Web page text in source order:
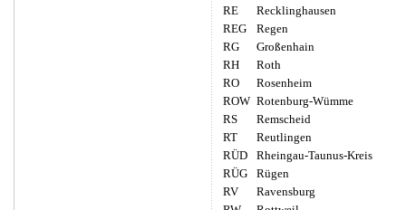
RE
Recklinghausen
REG
Regen
RG
Großenhain
RH
Roth
RO
Rosenheim
ROW Rotenburg-Wümme
RS
Remscheid
RT
Reutlingen
RÜD
Rheingau-Taunus-Kreis
RÜG
Rügen
RV
Ravensburg